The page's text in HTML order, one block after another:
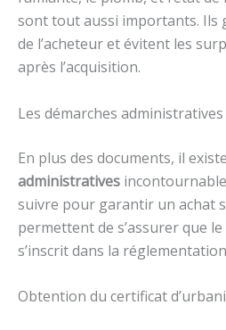
sont tout aussi importants. Ils
de l’acheteur et évitent les
après l’acquisition.
Les démarches
En plus des documents, il
administratives
suivre pour garantir un achat
permettent de s’assurer que
s’inscrit dans la
Obtention du certificat